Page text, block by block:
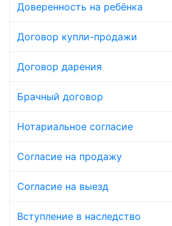
Доверенность на ребёнка
Договор купли-продажи
Договор дарения
Брачный договор
Нотариальное согласие
Согласие на продажу
Согласие на выезд
Вступление в наследство